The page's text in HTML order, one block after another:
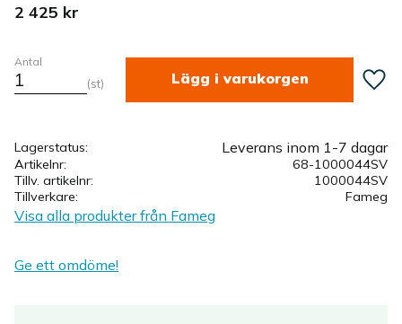
2 425 kr
Antal
st Lägg
Lagerstatus Leverans inom 1-7 dagar
Artikelnr
68-1000044SV
Tillv. artikelnr
1000044SV
Tillverkare
Fameg
Visa alla produkter från Fameg
Ge ett omdöme!